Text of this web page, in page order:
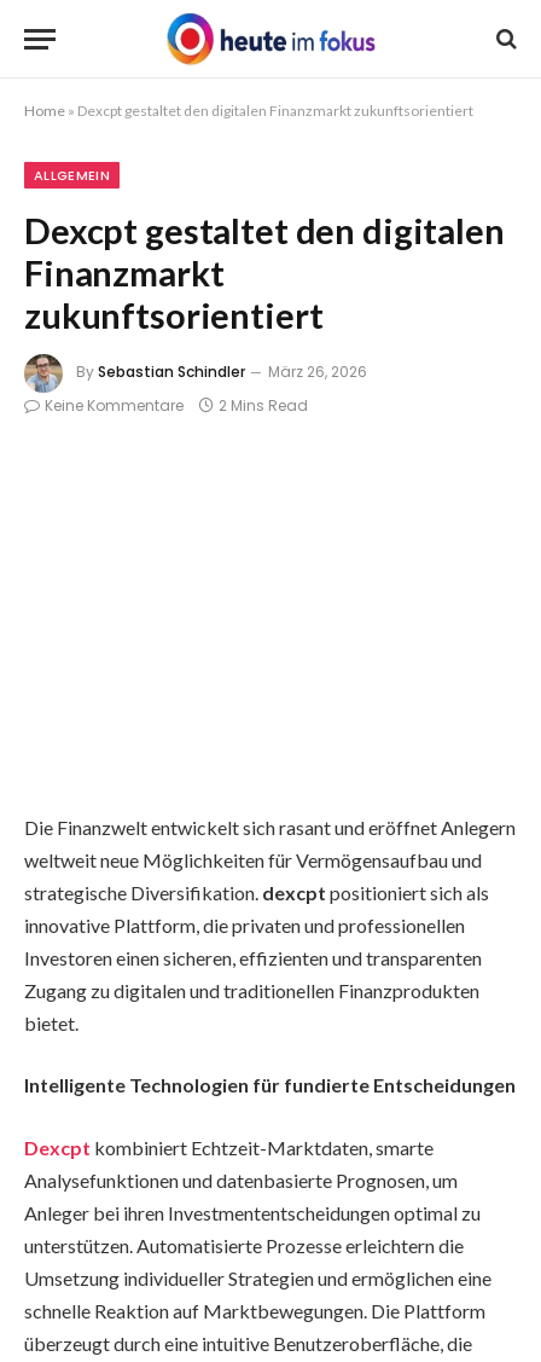
Home » Dexcpt gestaltet den digitalen Finanzmarkt zukunftsorientiert
ALLGEMEIN
Dexcpt gestaltet den digitalen
Finanzmarkt
zukunftsorientiert
BySebastian Schindler
März 26, 2026
Keine Kommentare
2 Mins Read
Die Finanzwelt entwickelt sich rasant und eröffnet Anlegern
weltweit neue Möglichkeiten für Vermögensaufbau und
strategische Diversifikation. dexcpt positioniert sich als
innovative Plattform, die privaten und professionellen
Investoren einen sicheren, effizienten und transparenten
Zugang zu digitalen und traditionellen Finanzprodukten
bietet.
Intelligente Technologien für fundierte Entscheidungen
Dexcpt kombiniert Echtzeit-Marktdaten, smarte
Analysefunktionen und datenbasierte Prognosen, um
Anleger bei ihren Investmententscheidungen optimal zu
unterstützen. Automatisierte Prozesse erleichtern die
Umsetzung individueller Strategien und ermöglichen eine
schnelle Reaktion auf Marktbewegungen. Die Plattform
überzeugt durch eine intuitive Benutzeroberfläche, die